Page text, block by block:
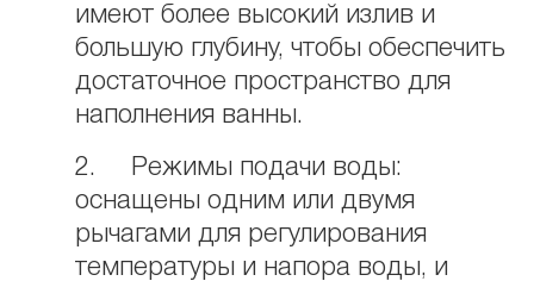
имеют более высокий излив и
большую глубину, чтобы обеспечить
достаточное пространство для
наполнения ванны.
2. Режимы подачи воды:
оснащены одним или двумя
рычагами для регулирования
температуры и напора воды, и